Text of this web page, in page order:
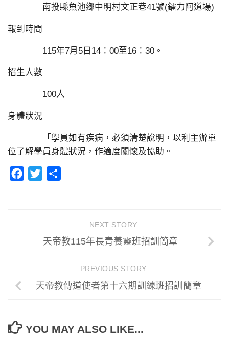
南投縣魚池鄉中明村文正巷41號(鐳力阿道場)
報到時間
115年7月5日14：00至16：30。
招生人數
100人
身體狀況
「學員如有疾病，必須清楚說明，以利主辦單
位了解學員身體狀況，作適度關懷及協助。
Facebook
Twitter
NEXT STORY
天帝教115年長青養靈班招訓簡章
PREVIOUS STORY
天帝教傳道使者第十六期訓練班招訓簡章
YOU MAY ALSO LIKE...